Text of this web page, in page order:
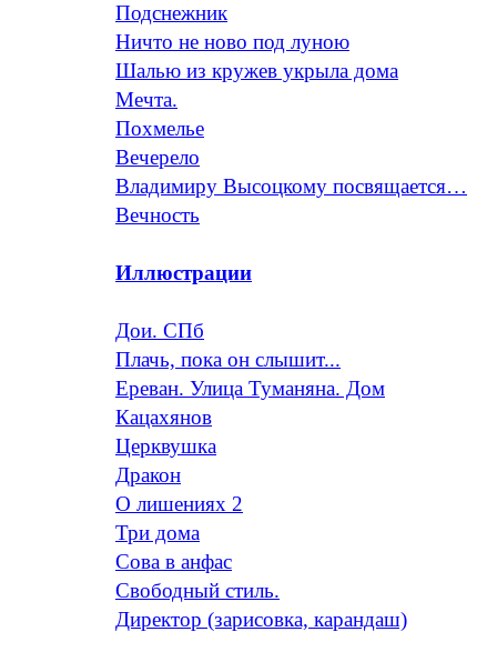
Подснежник
Ничто не ново под луною
Шалью из кружев укрыла дома
Мечта.
Похмелье
Вечерело
Владимиру Высоцкому посвящается…
Вечность
Иллюстрации
Дои. СПб
Плачь, пока он слышит...
Ереван. Улица Туманяна. Дом
Кацахянов
Церквушка
Дракон
O лишениях 2
Три дома
Сова в анфас
Свободный стиль.
Директор (зарисовка, карандаш)